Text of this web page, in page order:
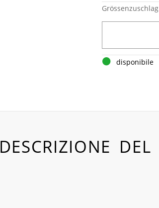
Grössenzuschlag
disponibile
DESCRIZIONE DEL